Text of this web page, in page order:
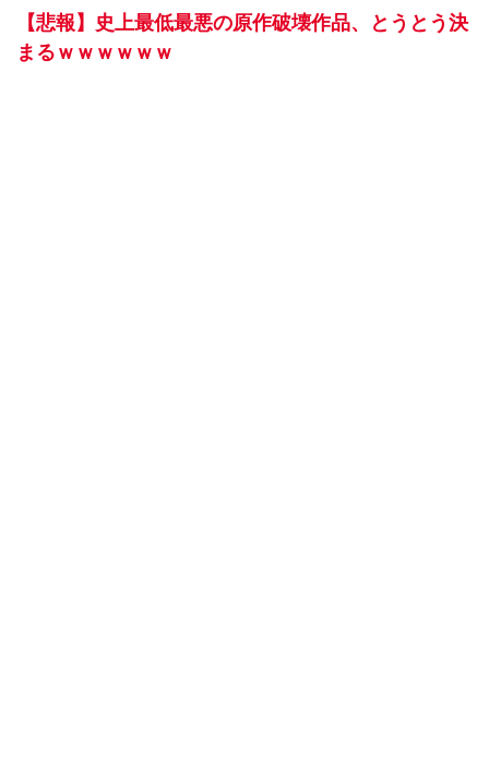
【悲報】史上最低最悪の原作破壊作品、とうとう決
まるｗｗｗｗｗｗ